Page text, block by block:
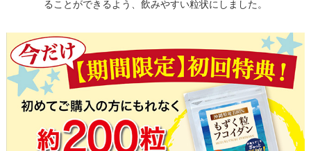
ることができるよう、飲みやすい粒状にしました。